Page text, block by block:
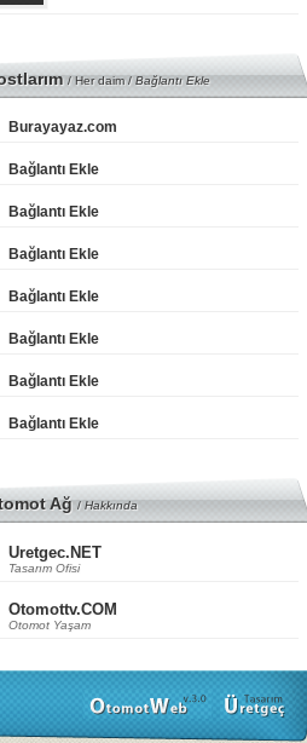
/ Her daim /Bağlantı Ekle
Burayayaz.com
Bağlantı Ekle
Bağlantı Ekle
Bağlantı Ekle
Bağlantı Ekle
Bağlantı Ekle
Bağlantı Ekle
Bağlantı Ekle
Ağ/Hakkında
Uretgec.NET
Tasarım Ofisi
Otomottv.COM
Otomot Yaşam